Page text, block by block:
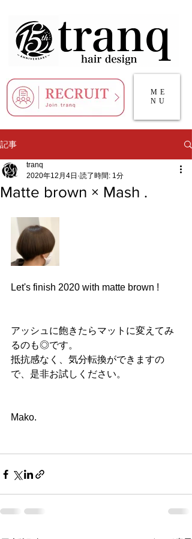
ME
NU
記事
Matte brown × Mash .
tranq
2020年12月4日 読了時間: 1分
Let's finish 2020 with matte brown !
アッシュに飽きたらマットに変えてみ
るのも◎です。
抵抗感なく、気分転換ができますの
で、是非お試しください。
Mako.